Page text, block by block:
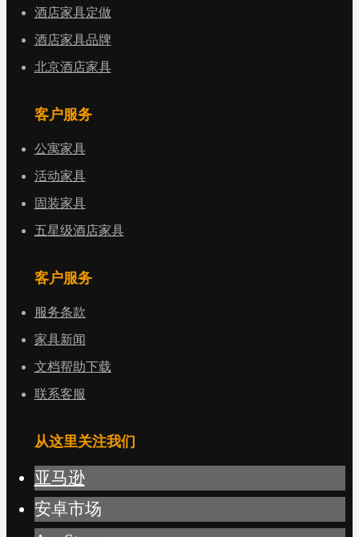
酒店家具定做
酒店家具品牌
北京酒店家具
客户服务
公寓家具
活动家具
固装家具
五星级酒店家具
客户服务
服务条款
家具新闻
文档帮助下载
联系客服
从这里关注我们
亚马逊
安卓市场